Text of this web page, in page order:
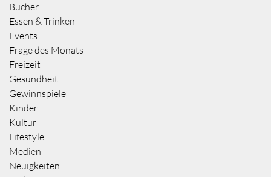
Bücher
Essen & Trinken
Events
Frage des Monats
Freizeit
Gesundheit
Gewinnspiele
Kinder
Kultur
Lifestyle
Medien
Neuigkeiten